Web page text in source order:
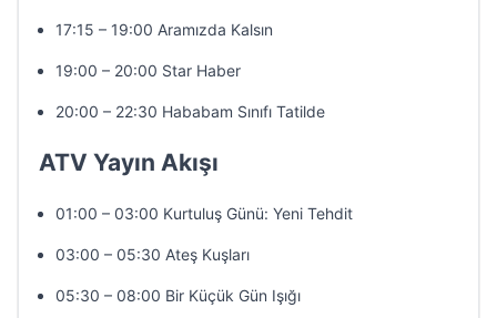
17:15 – 19:00 Aramızda Kalsın
19:00 – 20:00 Star Haber
20:00 – 22:30 Hababam Sınıfı Tatilde
ATV Yayın Akışı
01:00 – 03:00 Kurtuluş Günü: Yeni Tehdit
03:00 – 05:30 Ateş Kuşları
05:30 – 08:00 Bir Küçük Gün Işığı